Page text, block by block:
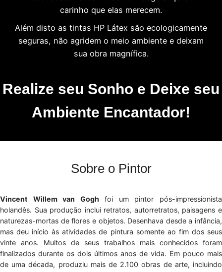
carinho que elas merecem.
Além disto as tintas HP Látex são ecologicamente
seguras, não agridem o meio ambiente e deixam
sua obra magnífica.
Realize seu Sonho e Deixe seu
Ambiente Encantador!
Sobre o Pintor
Vincent Willem van Gogh foi um pintor pós-impressionista
holandês. Sua produção inclui retratos, autorretratos, paisagens e
naturezas-mortas de flores e objetos. Desenhava desde a infância,
mas deu início às atividades de pintura somente ao fim dos seus
vinte anos. Muitos de seus trabalhos mais conhecidos foram
finalizados durante os dois últimos anos de vida. Em pouco mais
de uma década, produziu mais de 2.100 obras de arte, incluindo